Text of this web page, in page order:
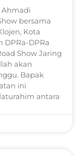
Ahmadi
bersama
Kota
DPRa-DPRa
Show Jaring
akan
Bapak
ini
antara